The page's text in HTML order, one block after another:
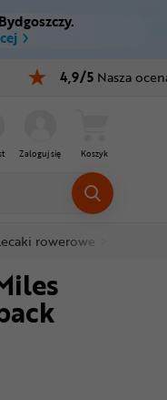
M
4,9/5 Nasza
Zaloguj się Koszyk
rowerowe